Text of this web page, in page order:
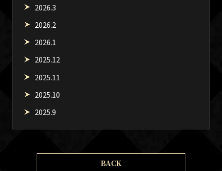
2026.3
2026.2
2026.1
2025.12
2025.11
2025.10
2025.9
BACK